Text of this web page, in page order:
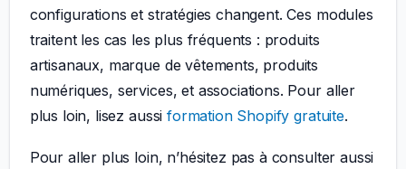
configurations et stratégies changent. Ces modules
traitent les cas les plus fréquents : produits
artisanaux, marque de vêtements, produits
numériques, services, et associations. Pour aller
plus loin, lisez aussiformation Shopify gratuite.
Pour aller plus loin, n’hésitez pas à consulter aussi